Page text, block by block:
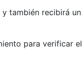
también recibirá
para verificar